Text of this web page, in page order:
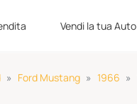
Vendi la tua Auto
Ford Mustang 1966